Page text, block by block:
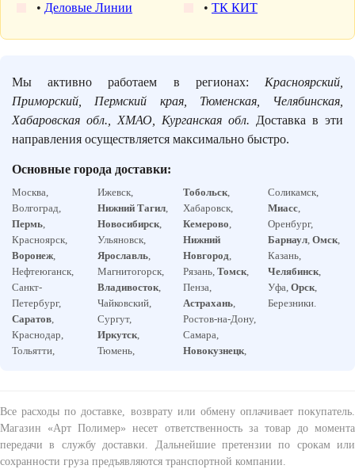
• Деловые Линии • ТК КИТ
Мы активно работаем в регионах: Красноярский,
Приморский, Пермский края, Тюменская, Челябинская,
Хабаровская обл., ХМАО, Курганская обл. Доставка в эти
направления осуществляется максимально быстро.
Основные города доставки:
Москва,
Волгоград,
Пермь,
Красноярск,
Воронеж,
Нефтеюганск,
Санкт-
Петербург,
Саратов,
Краснодар,
Тольятти,
Ижевск,
Нижний Тагил,
Новосибирск,
Ульяновск,
Ярославль,
Магнитогорск,
Владивосток,
Чайковский,
Сургут,
Иркутск,
Тюмень,
Тобольск,
Хабаровск,
Кемерово,
Нижний
Новгород,
Рязань, Томск,
Пенза,
Астрахань,
Ростов-на-Дону,
Самара,
Новокузнецк,
Соликамск,
Миасс,
Оренбург,
Барнаул,Омск,
Казань,
Челябинск,
Уфа,Орск,
Березники.
Все расходы по доставке, возврату или обмену оплачивает покупатель.
Магазин «Арт Полимер» несет ответственность за товар до момента
передачи в службу доставки. Дальнейшие претензии по срокам или
сохранности груза предъявляются транспортной компании.